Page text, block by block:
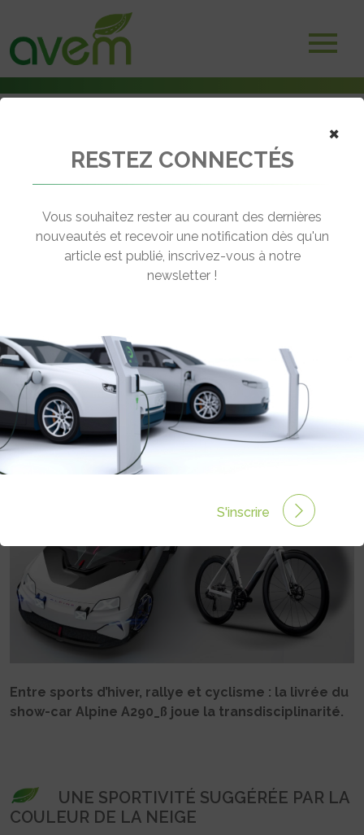
L’Alpine électrique A290 inspire Lapierre pour son vélo Aircode DRS
← Revenir aux actualités
L’ALPINE ÉLECTRIQUE A290 INSPIRE
LAPIERRE POUR SON VÉLO AIRCODE
DRS SE
Rédigé par Philippe Schwoerer le 19 Avr 2024 à 06:00
0 commentaires
Entre sports d’hiver, rallye et cyclisme : la livrée du
show-car Alpine A290_ß joue la transdisciplinarité.
UNE SPORTIVITÉ SUGGÉRÉE PAR LA
COULEUR DE LA NEIGE
×
RESTEZ CONNECTÉS
Vous souhaitez rester au courant des dernières
nouveautés et recevoir une notification dès qu'un
article est publié, inscrivez-vous à notre
newsletter !
S'inscrire